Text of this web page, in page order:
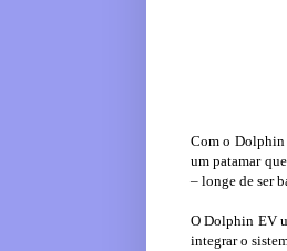
Com o Dolphin
um patamar
– longe de ser
O Dolphin EV
integrar o